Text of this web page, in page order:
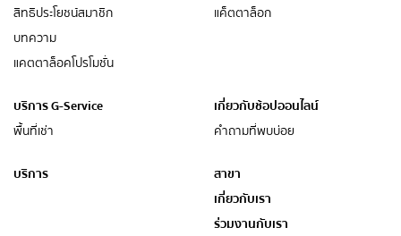
สิทธิประโยชน์สมาชิก
บทความ
แคตตาล็อคโปรโมชั่น
แค็ตตาล็อก
บริการ G-Service
พื้นที่เช่า
เกี่ยวกับช้อปออนไลน์
คำถามที่พบบ่อย
บริการ
สาขา
เกี่ยวกับเรา
ร่วมงานกับเรา